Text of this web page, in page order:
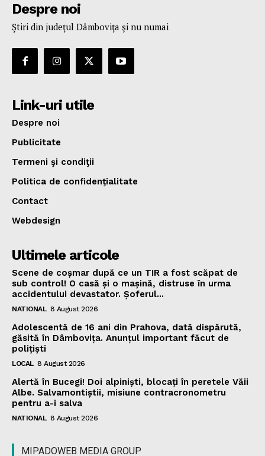
Despre noi
Ştiri din judeţul Dâmboviţa şi nu numai
Link-uri utile
Despre noi
Publicitate
Termeni şi condiţii
Politica de confidenţialitate
Contact
Webdesign
Ultimele articole
Scene de coșmar după ce un TIR a fost scăpat de
sub control! O casă și o mașină, distruse în urma
accidentului devastator. Șoferul...
NATIONAL 8 August 2026
Adolescentă de 16 ani din Prahova, dată dispărută,
găsită în Dâmbovița. Anunțul important făcut de
polițiști
LOCAL 8 August 2026
Alertă în Bucegi! Doi alpiniști, blocați în peretele Văii
Albe. Salvamontiștii, misiune contracronometru
pentru a-i salva
NATIONAL 8 August 2026
MIPADOWEB MEDIA GROUP